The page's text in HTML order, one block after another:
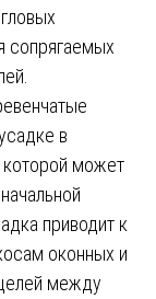
сопрягаемых
в
которой может
приводит к
оконных и
между